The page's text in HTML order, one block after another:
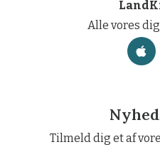
Alle vores
Tilmeld dig et af